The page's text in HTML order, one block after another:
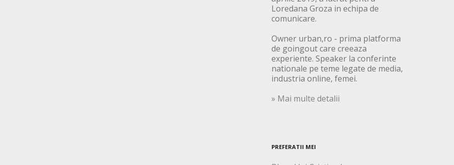
Loredana Groza in echipa de
comunicare.
Owner urban,ro - prima platforma
de goingout care creeaza
experiente. Speaker la conferinte
nationale pe teme legate de media,
industria online, femei.
» Mai multe detalii
PREFERATII MEI